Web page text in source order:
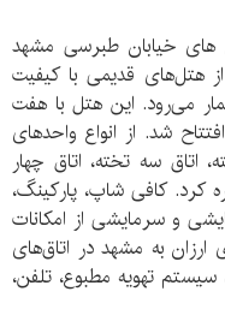
بین هتل های خیابان طبرسی مشهد
هتل‌های قدیمی با کیفیت
می‌رود. این هتل با هفت
طبقه و 66 واحد اقامتی در سال 1357 افتتاح شد. از انواع واحدهای
اتاق سه تخته، اتاق چهار
کرد. کافی شاپ، پارکینگ،
و سرمایشی از امکانات
به مشهد در اتاق‌های
سیستم تهویه مطبوع، تلفن،